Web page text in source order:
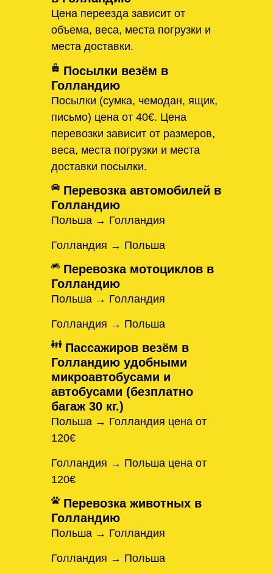
Цена переезда зависит от
объема, веса, места погрузки и
места доставки.
Посылки везём в
Голландию
Посылки (сумка, чемодан, ящик,
письмо) цена от 40€. Цена
перевозки зависит от размеров,
веса, места погрузки и места
доставки посылки.
Перевозка автомобилей в
Голландию
Польша → Голландия
Голландия → Польша
Перевозка мотоциклов в
Голландию
Польша → Голландия
Голландия → Польша
Пассажиров везём в
Голландию удобными
микроавтобусами и
автобусами (безплатно
багаж 30 кг.)
Польша → Голландия цена от
120€
Голландия → Польша цена от
120€
Перевозка животных в
Голландию
Польша → Голландия
Голландия → Польша